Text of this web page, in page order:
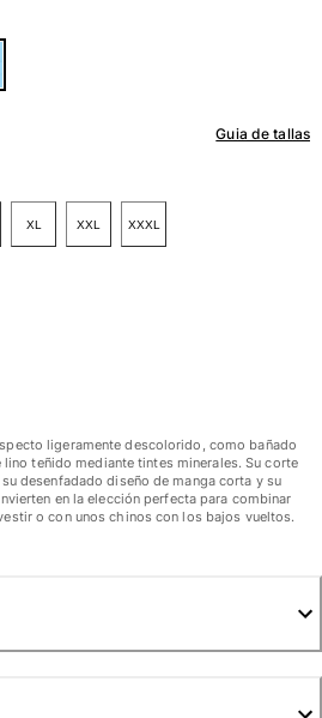
Guia de tallas
XL XXL XXXL
ligeramente descolorido, como bañado
teñido mediante tintes minerales. Su corte
desenfadado diseño de manga corta y su
en la elección perfecta para combinar
o con unos chinos con los bajos vueltos.